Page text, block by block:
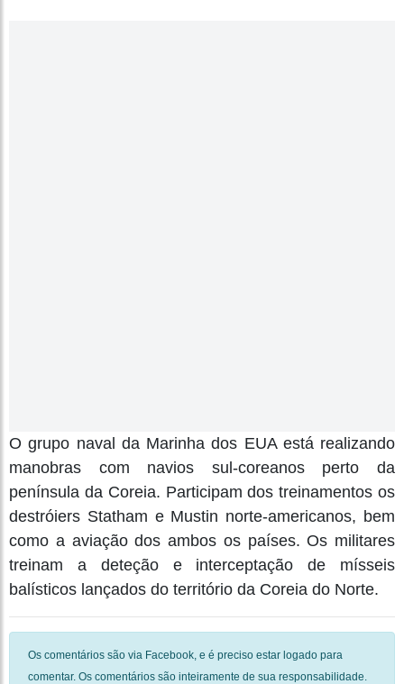
O grupo naval da Marinha dos EUA está realizando
manobras com navios sul-coreanos perto da
península da Coreia. Participam dos treinamentos os
destróiers Statham e Mustin norte-americanos, bem
como a aviação dos ambos os países. Os militares
treinam a deteção e interceptação de mísseis
balísticos lançados do território da Coreia do Norte.
Os comentários são via Facebook, e é preciso estar logado para
comentar. Os comentários são inteiramente de sua responsabilidade.